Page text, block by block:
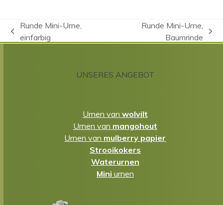
vorheriger
Runde Mini-Urne,
einfarbig
Runde Mini-Urne,
Baumrinde
UNSERES ANGEBOT
Urnen van wolvilt
Urnen van mangohout
Urnen van mulberry papier
Strooikokers
Waterurnen
Mini urnen